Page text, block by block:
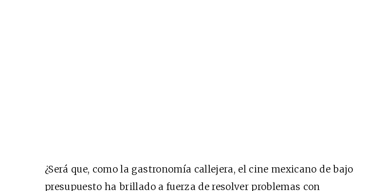
¿Será que, como la gastronomía callejera, el cine mexicano de bajo
presupuesto ha brillado a fuerza de resolver problemas con